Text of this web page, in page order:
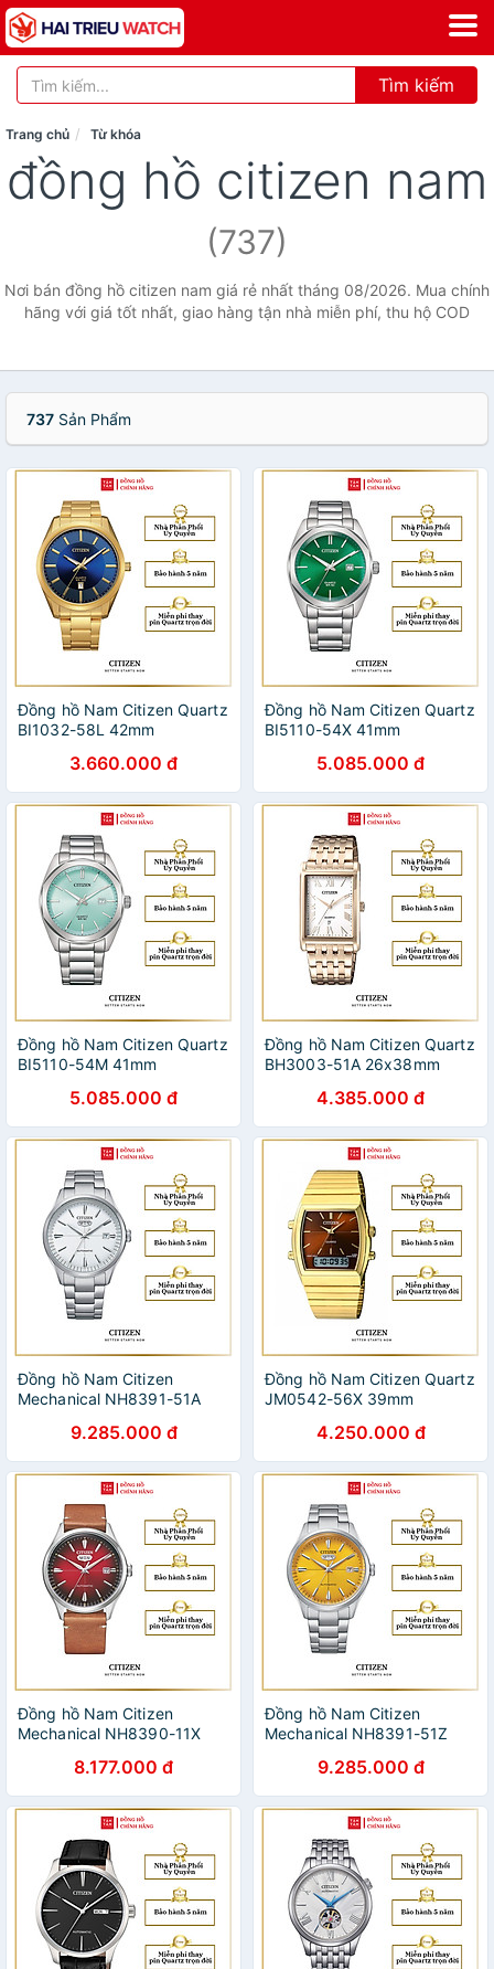
Tìm kiếm
Trang chủ Từ khóa
đồng hồ citizen nam
(737)
Nơi bán đồng hồ citizen nam giá rẻ nhất tháng 08/2026. Mua chính
hãng với giá tốt nhất, giao hàng tận nhà miễn phí, thu hộ COD
737 Sản Phẩm
Đồng hồ Nam Citizen Quartz
BI1032-58L 42mm
3.660.000 đ
Đồng hồ Nam Citizen Quartz
BI5110-54X 41mm
5.085.000 đ
Đồng hồ Nam Citizen Quartz
BI5110-54M 41mm
5.085.000 đ
Đồng hồ Nam Citizen Quartz
BH3003-51A 26x38mm
4.385.000 đ
Đồng hồ Nam Citizen
Mechanical NH8391-51A
9.285.000 đ
Đồng hồ Nam Citizen Quartz
JM0542-56X 39mm
4.250.000 đ
Đồng hồ Nam Citizen
Mechanical NH8390-11X
8.177.000 đ
Đồng hồ Nam Citizen
Mechanical NH8391-51Z
9.285.000 đ